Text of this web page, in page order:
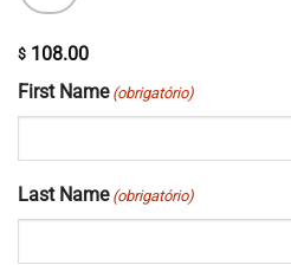
$ 108.00
First Name (obrigatório)
Last Name (obrigatório)